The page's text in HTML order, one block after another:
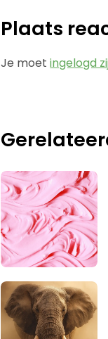
Plaats
Je moetingelogd